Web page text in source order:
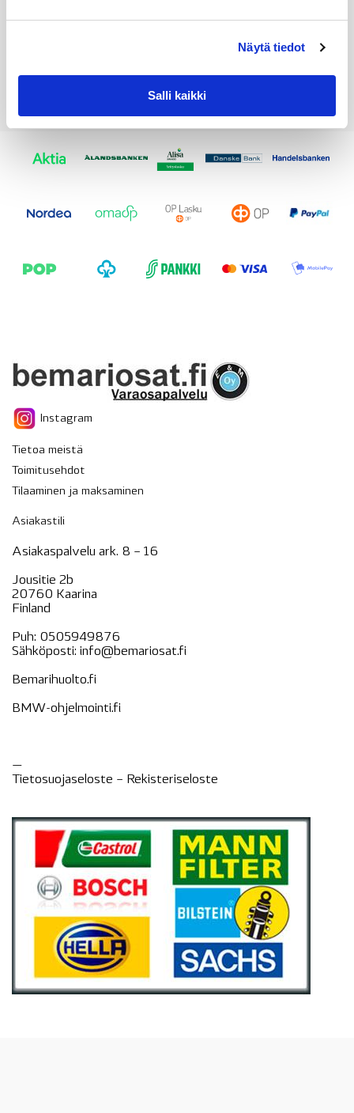
Näytä tiedot
Salli kaikki
Instagram
Tietoa meistä
Toimitusehdot
Tilaaminen ja maksaminen
Asiakastili
Asiakaspalvelu ark. 8 – 16
Jousitie 2b
20760 Kaarina
Finland
Puh: 0505949876
Sähköposti: info@bemariosat.fi
Bemarihuolto.fi
BMW-ohjelmointi.fi
—
Tietosuojaseloste – Rekisteriseloste